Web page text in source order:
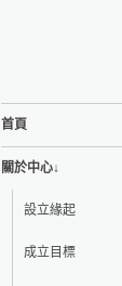
首頁
關於中心↓
設立緣起
成立目標